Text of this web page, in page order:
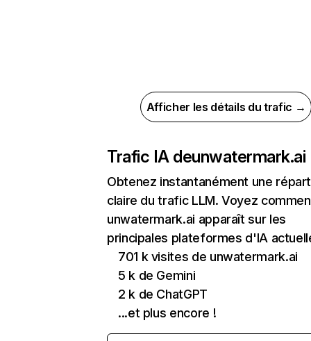
Afficher les détails du trafic →
Trafic IA deunwatermark.ai
Obtenez instantanément une
claire du trafic LLM. Voyez
unwatermark.ai apparaît sur les
principales plateformes d'IA
701 k visites de unwatermark.ai
5 k de Gemini
2 k de ChatGPT
...et plus encore !